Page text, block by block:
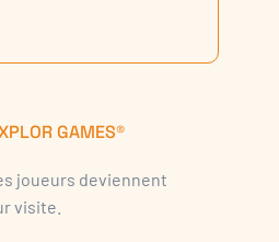
GAMES®
joueurs deviennent
visite.